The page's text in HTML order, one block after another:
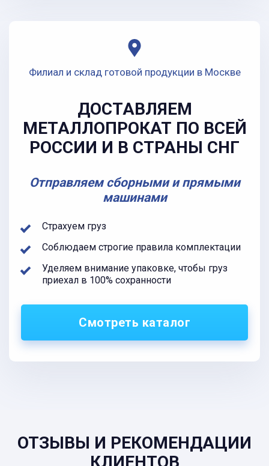
Филиал и склад готовой продукции в Москве
ДОСТАВЛЯЕМ
МЕТАЛЛОПРОКАТ ПО ВСЕЙ
РОССИИ И В СТРАНЫ СНГ
Отправляем сборными и прямыми
машинами
Страхуем груз
Соблюдаем строгие правила комплектации
Уделяем внимание упаковке, чтобы груз
приехал в 100% сохранности
Смотреть каталог
ОТЗЫВЫ И РЕКОМЕНДАЦИИ